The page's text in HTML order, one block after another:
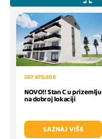
267.975,00 €
NOVO!! Stan C u prizemlju
na dobroj lokaciji
SAZNAJ VIŠE